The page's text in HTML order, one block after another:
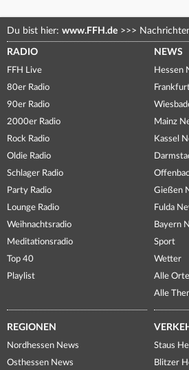
Du bist hier: www.FFH.de >>>
RADIO
FFH Live
80er Radio
90er Radio
2000er Radio
Rock Radio
Oldie Radio
Schlager Radio
Party Radio
Lounge Radio
Weihnachtsradio
Meditationsradio
Top 40
Playlist
NEWS
Hessen
Mainz
Kassel
Gießen
Fulda
Bayern
Sport
Wetter
Alle Orte
Alle
REGIONEN
Nordhessen News
Osthessen News
Staus
Blitzer